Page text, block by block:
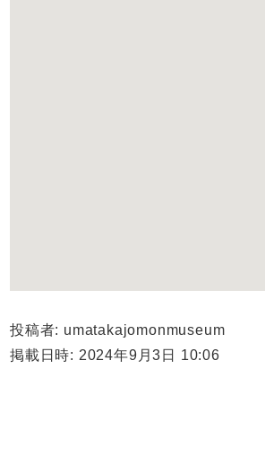
投稿者: umatakajomonmuseum
掲載日時: 2024年9月3日 10:06